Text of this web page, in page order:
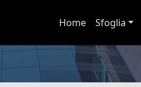
Home Sfoglia